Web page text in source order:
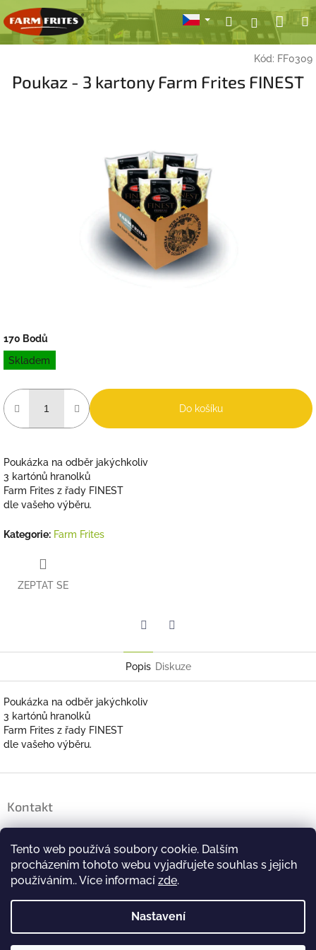
Tento web používá soubory cookie. Dalším
procházením tohoto webu vyjadřujete souhlas s jejich
používáním.. Více informací zde.
Nastavení
na
obsah
HledatPřihlášení
Kód: FF0309
Poukaz - 3 kartony Farm Frites FINEST
170 Bodů
Měrná
cena:
Skladem
Do košíku
Poukázka na odběr jakýchkoliv
3 kartónů hranolků
Farm Frites z řady FINEST
dle vašeho výběru.
Kategorie: Farm Frites
ZEPTAT SE
Popis Diskuze
Poukázka na odběr jakýchkoliv
3 kartónů hranolků
Farm Frites z řady FINEST
dle vašeho výběru.
a
Kontakt
+420 244 463 479
#FarmfritesCeskoSlovensko
farmfritesceskoslovensko